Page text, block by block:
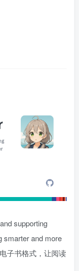
supporting
smarter and more
子书格式，让阅读